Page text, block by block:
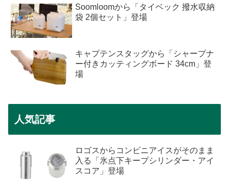
Soomloomから「タイベック 撥水収納
袋 2個セット」登場
キャプテンスタッグから「シャープナ
ー付きカッティングボード 34cm」登
場
人気記事
ロゴスからコンビニアイスがそのまま
入る「氷点下キープシリンダー・アイ
スコア」登場